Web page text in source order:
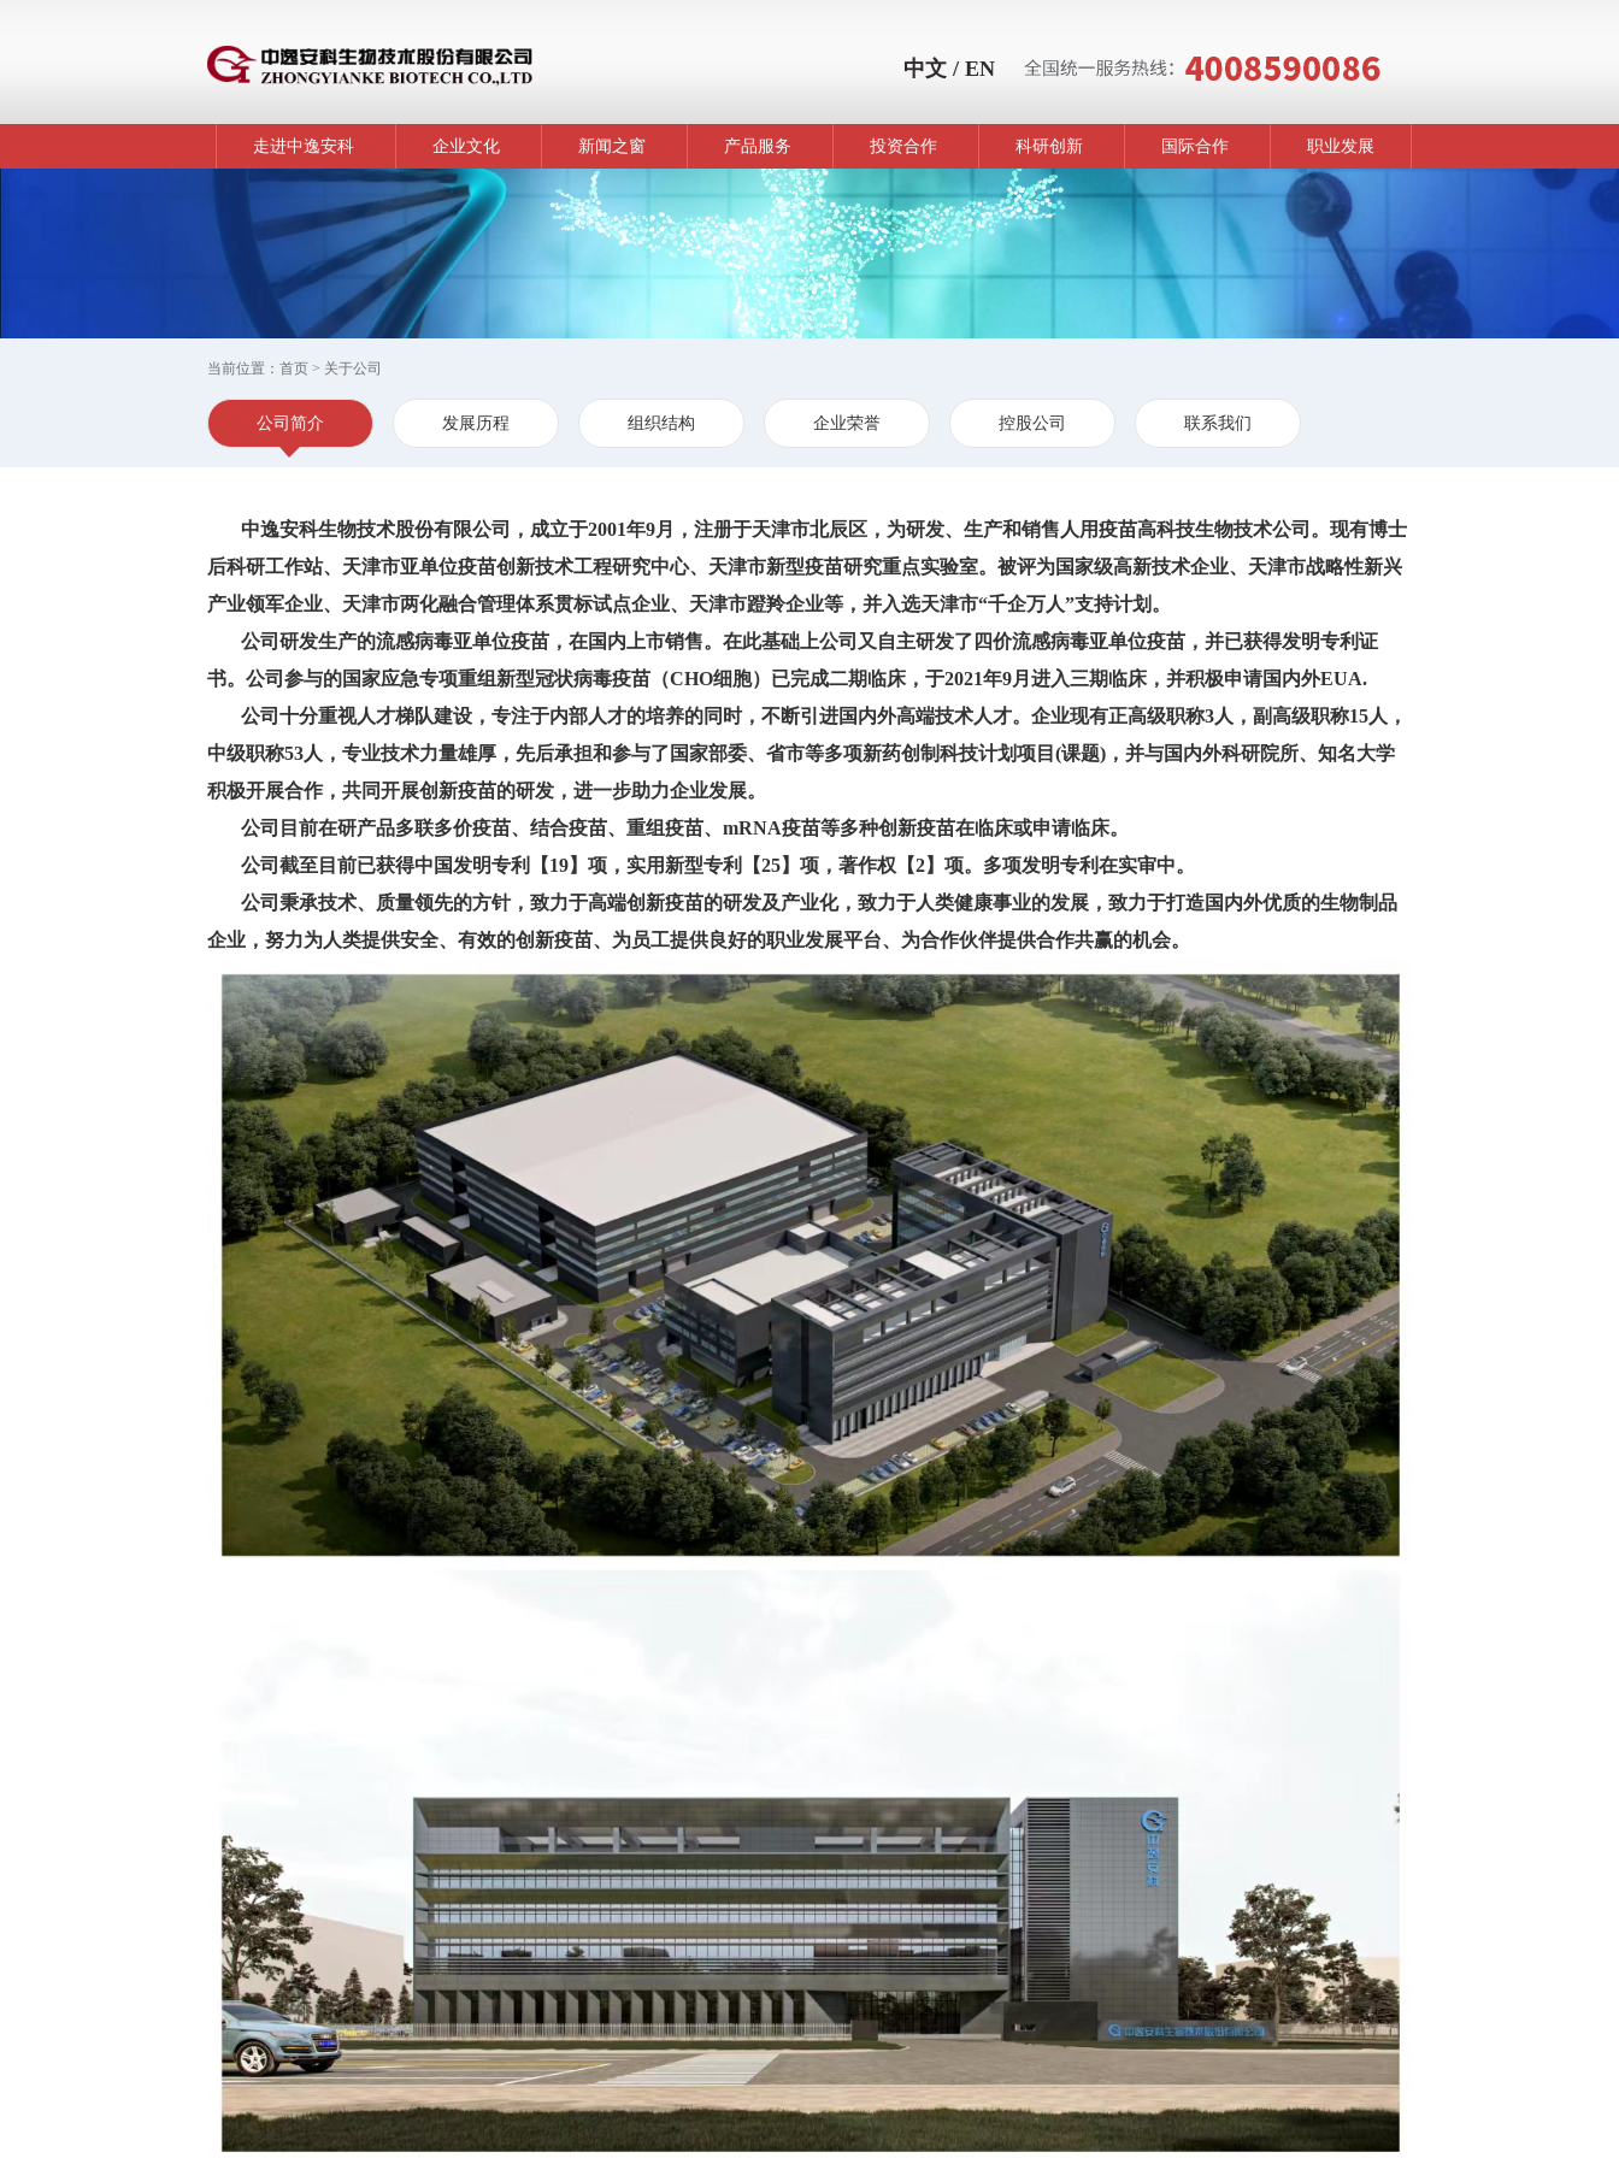
中文 / EN
走进中逸安科 企业文化 新闻之窗 产品服务 投资合作 科研创新 国际合作 职业发展
当前位置： 首页 > 关于公司
公司简介 发展历程 组织结构 企业荣誉 控股公司 联系我们
中逸安科生物技术股份有限公司，成立于2001年9月，注册于天津市北辰区，为研发、生产和销售人用疫苗高科技生物技术公司。现有博士
后科研工作站、天津市亚单位疫苗创新技术工程研究中心、天津市新型疫苗研究重点实验室。被评为国家级高新技术企业、天津市战略性新兴
产业领军企业、天津市两化融合管理体系贯标试点企业、天津市蹬羚企业等，并入选天津市“千企万人”支持计划。
公司研发生产的流感病毒亚单位疫苗，在国内上市销售。在此基础上公司又自主研发了四价流感病毒亚单位疫苗，并已获得发明专利证
书。公司参与的国家应急专项重组新型冠状病毒疫苗（CHO细胞）已完成二期临床，于2021年9月进入三期临床，并积极申请国内外EUA.
公司十分重视人才梯队建设，专注于内部人才的培养的同时，不断引进国内外高端技术人才。企业现有正高级职称3人，副高级职称15人，
中级职称53人，专业技术力量雄厚，先后承担和参与了国家部委、省市等多项新药创制科技计划项目(课题)，并与国内外科研院所、知名大学
积极开展合作，共同开展创新疫苗的研发，进一步助力企业发展。
公司目前在研产品多联多价疫苗、结合疫苗、重组疫苗、mRNA疫苗等多种创新疫苗在临床或申请临床。
公司截至目前已获得中国发明专利【19】项，实用新型专利【25】项，著作权【2】项。多项发明专利在实审中。
公司秉承技术、质量领先的方针，致力于高端创新疫苗的研发及产业化，致力于人类健康事业的发展，致力于打造国内外优质的生物制品
企业，努力为人类提供安全、有效的创新疫苗、为员工提供良好的职业发展平台、为合作伙伴提供合作共赢的机会。